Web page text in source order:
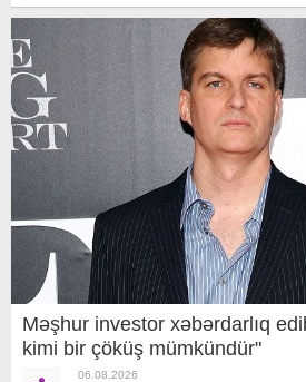
Məşhur investor xəbərdarlıq
kimi bir çöküş mümkündür"
06.08.2026